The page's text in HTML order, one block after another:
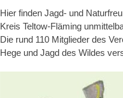
Hier finden Jagd- und
Kreis Teltow-Fläming
Die rund 110 Mitglieder des
Hege und Jagd des Wildes